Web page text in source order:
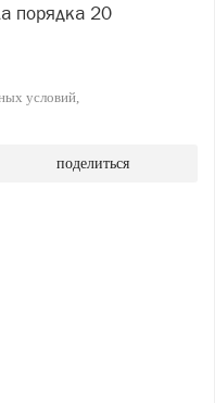
порядка 20
условий
поделиться